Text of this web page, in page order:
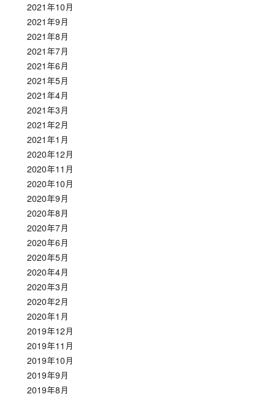
2021年10月
2021年9月
2021年8月
2021年7月
2021年6月
2021年5月
2021年4月
2021年3月
2021年2月
2021年1月
2020年12月
2020年11月
2020年10月
2020年9月
2020年8月
2020年7月
2020年6月
2020年5月
2020年4月
2020年3月
2020年2月
2020年1月
2019年12月
2019年11月
2019年10月
2019年9月
2019年8月